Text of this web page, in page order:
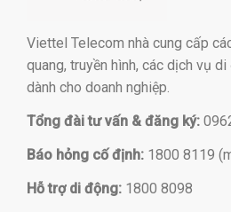
Viettel Telecom nhà cung cấp
quang, truyền hình, các dịch vụ
dành cho doanh nghiệp.
Tổng đài tư vấn & đăng ký:
Báo hỏng cố định: 1800 8119
Hỗ trợ di động: 1800 8098